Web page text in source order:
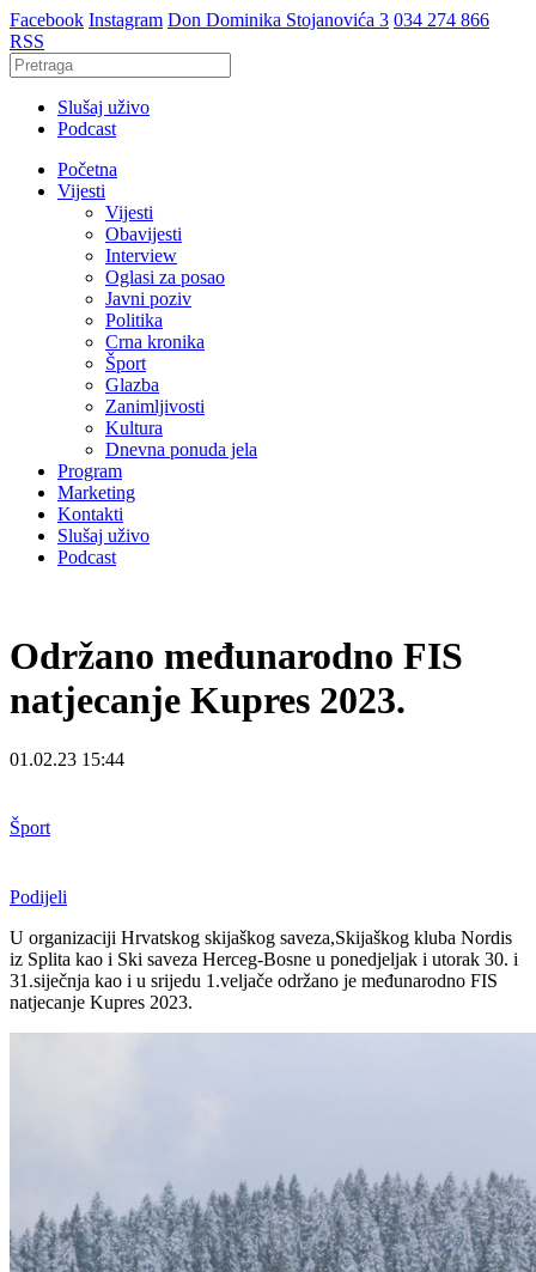
Facebook Instagram Don Dominika Stojanovića 3 034 274 866
RSS
Slušaj uživo
Podcast
Početna
Vijesti
Vijesti
Obavijesti
Interview
Oglasi za posao
Javni poziv
Politika
Crna kronika
Šport
Glazba
Zanimljivosti
Kultura
Dnevna ponuda jela
Program
Marketing
Kontakti
Slušaj uživo
Podcast
Održano međunarodno FIS
natjecanje Kupres 2023.
01.02.23 15:44
Šport
Podijeli
U organizaciji Hrvatskog skijaškog saveza,Skijaškog kluba Nordis
iz Splita kao i Ski saveza Herceg-Bosne u ponedjeljak i utorak 30. i
31.siječnja kao i u srijedu 1.veljače održano je međunarodno FIS
natjecanje Kupres 2023.